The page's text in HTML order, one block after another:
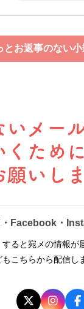
とお返事のない
Facebook・
ると宛メの情報が
こちらから配信し